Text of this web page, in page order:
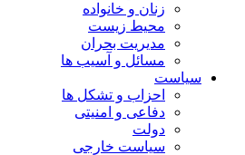
زنان و خانواده
محیط زیست
مدیریت بحران
مسائل و آسیب ها
سیاست
احزاب و تشکل ها
دفاعی و امنیتی
دولت
سیاست خارجی